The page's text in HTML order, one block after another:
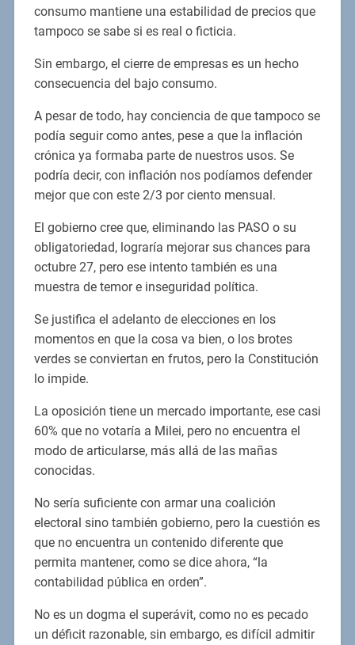
consumo mantiene una estabilidad de precios que
tampoco se sabe si es real o ficticia.
Sin embargo, el cierre de empresas es un hecho
consecuencia del bajo consumo.
A pesar de todo, hay conciencia de que tampoco se
podía seguir como antes, pese a que la inflación
crónica ya formaba parte de nuestros usos. Se
podría decir, con inflación nos podíamos defender
mejor que con este 2/3 por ciento mensual.
El gobierno cree que, eliminando las PASO o su
obligatoriedad, lograría mejorar sus chances para
octubre 27, pero ese intento también es una
muestra de temor e inseguridad política.
Se justifica el adelanto de elecciones en los
momentos en que la cosa va bien, o los brotes
verdes se conviertan en frutos, pero la Constitución
lo impide.
La oposición tiene un mercado importante, ese casi
60% que no votaría a Milei, pero no encuentra el
modo de articularse, más allá de las mañas
conocidas.
No sería suficiente con armar una coalición
electoral sino también gobierno, pero la cuestión es
que no encuentra un contenido diferente que
permita mantener, como se dice ahora, “la
contabilidad pública en orden”.
No es un dogma el superávit, como no es pecado
un déficit razonable, sin embargo, es difícil admitir